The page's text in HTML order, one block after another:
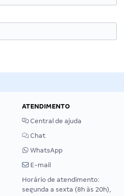
ATENDIMENTO
Central de ajuda
Chat
WhatsApp
E-mail
Horário de atendimento:
segunda a sexta (8h às 20h),